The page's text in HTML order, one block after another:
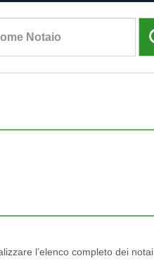
l’elenco completo dei notai